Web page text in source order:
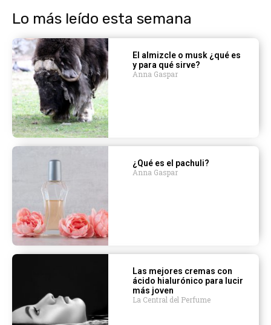
Lo más leído esta semana
El almizcle o musk ¿qué es
y para qué sirve?
Anna Gaspar
¿Qué es el pachuli?
Anna Gaspar
Las mejores cremas con
ácido hialurónico para lucir
más joven
La Central del Perfume